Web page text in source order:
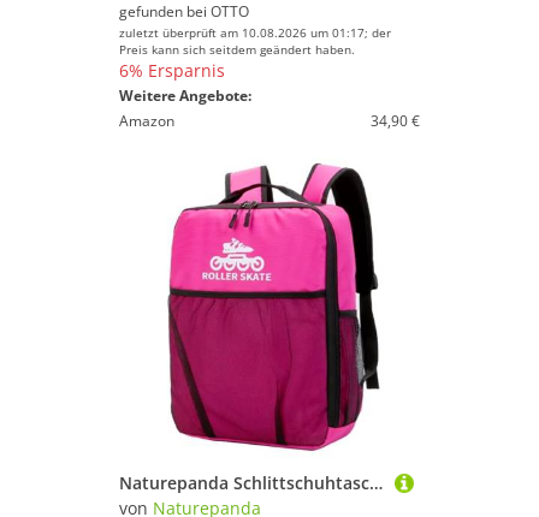
gefunden bei OTTO
zuletzt überprüft am 10.08.2026 um 01:17; der
Preis kann sich seitdem geändert haben.
6% Ersparnis
Weitere Angebote:
Amazon
34,90 €
Naturepanda Schlittschuhtasche,Rollschuh Tasch,Schlittschuhe Tasche FüR Inliner,Kann Schuhe,SchutzausrüStung,Wasserflaschen,HandtüCher Und Helme Aufbewahren,Geeignet FüR MäNner,Frauen,Kind
von Naturepanda